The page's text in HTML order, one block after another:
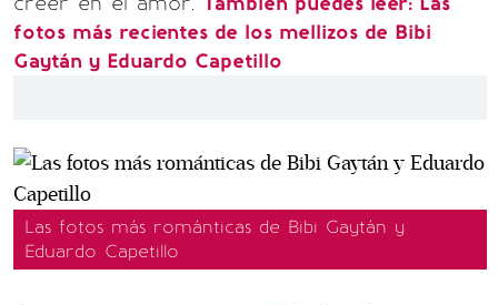
fotos más recientes de los mellizos de Bibi
Gaytán y Eduardo Capetillo
Las fotos más románticas de Bibi Gaytán y
Eduardo Capetillo